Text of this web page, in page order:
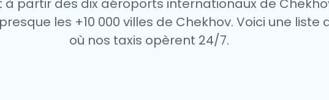
à partir des dix aéroports internationaux de
les +10 000 villes de Chekhov. Voici une liste
où nos taxis opèrent 24/7.